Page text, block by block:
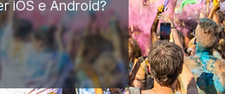
iOS e Android?